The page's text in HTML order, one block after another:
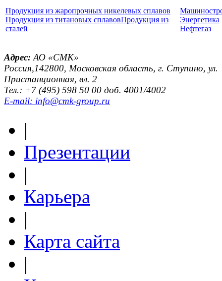
Продукция из жаропрочных никелевых сплавов
Продукция из титановых сплавовПродукция из
сталей
Энергетика
Нефтегаз
Адрес: АО «СМК»
Россия,142800, Московская область, г. Ступино, ул.
Пристанционная, вл. 2
Тел.: +7 (495) 598 50 00 доб. 4001/4002
E-mail: info@cmk-group.ru
|
Презентации
|
Карьера
|
Карта сайта
|